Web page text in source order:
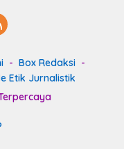
Box Redaksi
Etik Jurnalistik